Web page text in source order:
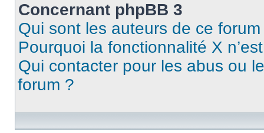
Concernant phpBB 3
Qui sont les auteurs de ce
Pourquoi la fonctionnalité X
Qui contacter pour les abus ou
forum ?